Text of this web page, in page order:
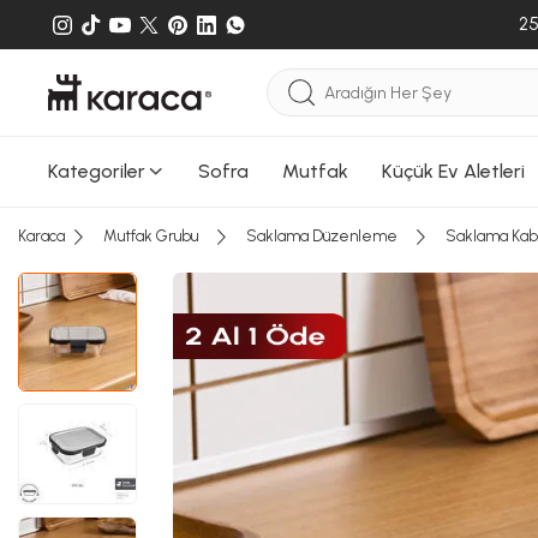
Kategoriler Sofra Mutfak Küçük Ev Aletleri
Karaca Mutfak Grubu Saklama Düzenleme Saklama